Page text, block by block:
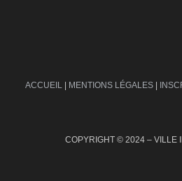
ACCUEIL | MENTIONS LÉGALES |
COPYRIGHT © 2024 – VILLE